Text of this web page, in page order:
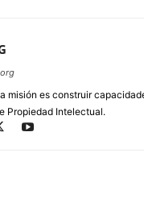
misión es construir
Propiedad Intelectual.